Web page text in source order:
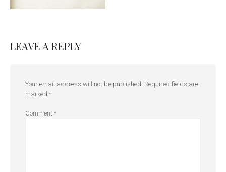
LEAVE A REPLY
Your email address will not be published. Required fields are
marked *
Comment *